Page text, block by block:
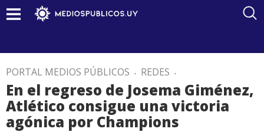
PORTAL MEDIOS PÚBLICOS . REDES .
En el regreso de Josema Giménez,
Atlético consigue una victoria
agónica por Champions